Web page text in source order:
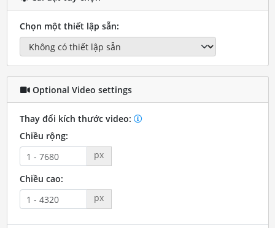
Chọn một thiết lập sẵn:
Optional Video settings
Thay đổi kích thước video:
Chiều rộng:
px
Chiều cao:
px